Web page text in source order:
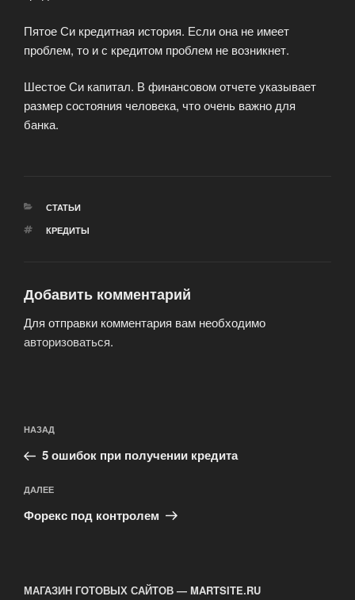
Пятое Си кредитная история. Если она не имеет
проблем, то и с кредитом проблем не возникнет.
Шестое Си капитал. В финансовом отчете указывает
размер состояния человека, что очень важно для
банка.
РУБРИКИ
СТАТЬИ
МЕТКИ
КРЕДИТЫ
Добавить комментарий
Для отправки комментария вам необходимо
авторизоваться.
по
записям
Предыдущая
запись:
НАЗАД
5 ошибок при получении кредита
Следующая
запись
ДАЛЕЕ
Форекс под контролем
МАГАЗИН ГОТОВЫХ САЙТОВ — MARTSITE.RU